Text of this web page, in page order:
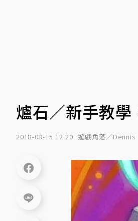
爐石／新手教
2018-08-15 12:20 遊戲角落／Dennis